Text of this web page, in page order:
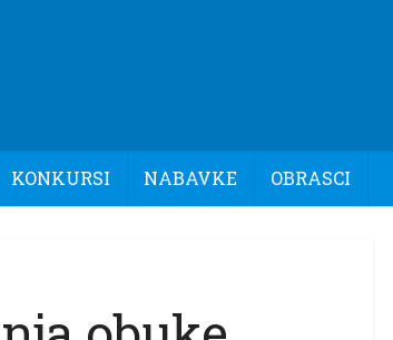
KONKURSI NABAVKE OBRASCI